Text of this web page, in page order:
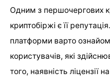
Одним з першочергових
криптобіржі є її
платформи варто
користувачів, які
того, наявність ліцензії